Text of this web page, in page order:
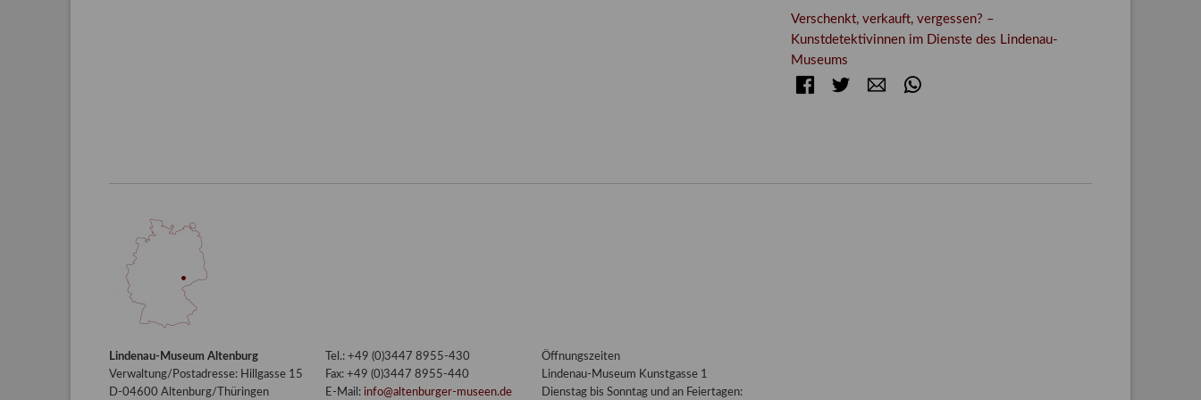
Verschenkt, verkauft, vergessen? –
Kunstdetektivinnen im Dienste des Lindenau-
Museums
FacebookTwitter E-mail
Lindenau-Museum Altenburg
Verwaltung/Postadresse: Hillgasse 15
D-04600 Altenburg/Thüringen
Tel.: +49 (0)3447 8955-430
Fax: +49 (0)3447 8955-440
E-Mail: info@altenburger-museen.de
Öffnungszeiten
Lindenau-Museum Kunstgasse 1
Dienstag bis Sonntag und an Feiertagen: